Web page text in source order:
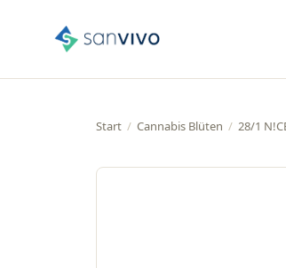
Start / Cannabis Blüten / 28/1